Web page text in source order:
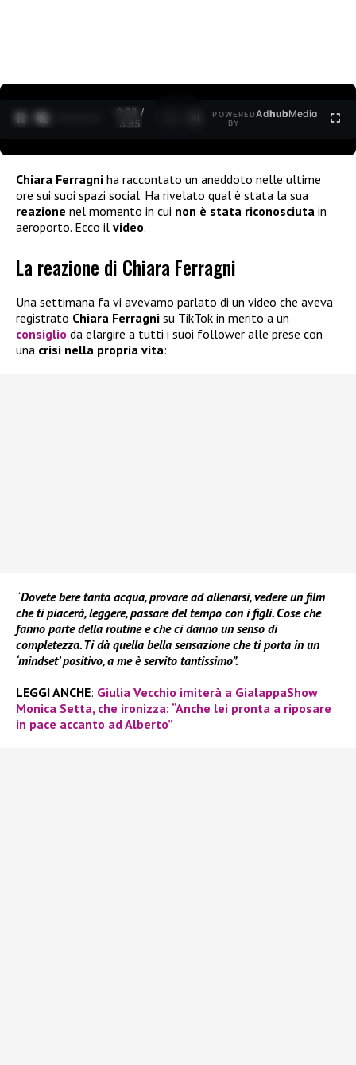
0:30 /
3:35
POWERED
BY
AdhubMedia
Chiara Ferragni ha raccontato un aneddoto nelle ultime
ore sui suoi spazi social. Ha rivelato qual è stata la sua
reazione nel momento in cui non è stata riconosciuta in
aeroporto. Ecco il video.
La reazione di Chiara Ferragni
Una settimana fa vi avevamo parlato di un video che aveva
registrato Chiara Ferragni su TikTok in merito a un
consiglio da elargire a tutti i suoi follower alle prese con
una crisi nella propria vita:
“Dovete bere tanta acqua, provare ad allenarsi, vedere un film
che ti piacerà, leggere, passare del tempo con i figli. Cose che
fanno parte della routine e che ci danno un senso di
completezza. Ti dà quella bella sensazione che ti porta in un
‘mindset’ positivo, a me è servito tantissimo”.
LEGGI ANCHE: Giulia Vecchio imiterà a GialappaShow
Monica Setta, che ironizza: “Anche lei pronta a riposare
in pace accanto ad Alberto”